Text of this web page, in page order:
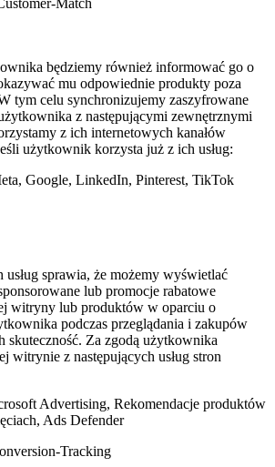
Match
będziemy również informować go o
mu odpowiednie produkty poza
tym celu synchronizujemy zaszyfrowane
z następującymi zewnętrznymi
z ich internetowych kanałów
użytkownik korzysta już z ich usług:
Google, LinkedIn, Pinterest, TikTok
usług sprawia, że możemy wyświetlać
lub promocje rabatowe
witryny lub produktów w oparciu o
podczas przeglądania i zakupów
skuteczność. Za zgodą użytkownika
witrynie z następujących usług stron
Advertising, Rekomendacje produktów
Ads Defender
Tracking